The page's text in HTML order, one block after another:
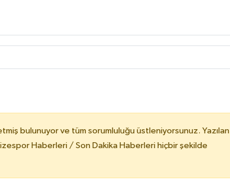
bulunuyor ve tüm sorumluluğu üstleniyorsunuz. Yazılan
Haberleri / Son Dakika Haberleri hiçbir şekilde